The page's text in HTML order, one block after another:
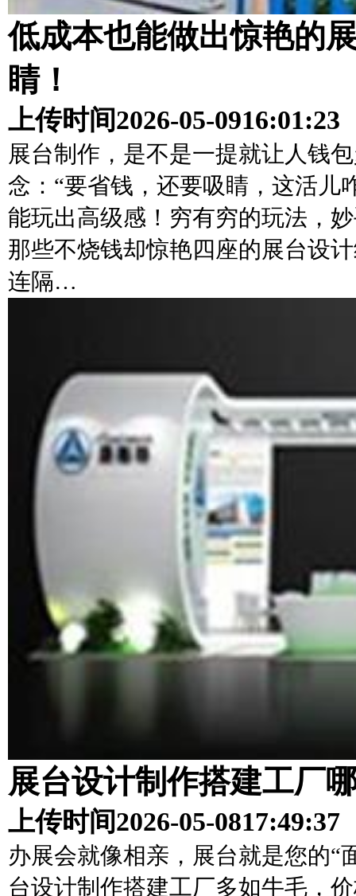
低成本也能做出惊艳的
睛！
上传时间2026-05-0916:01:23
展台制作，是不是一提就让人钱
念：“要省钱，还要吸睛，这活
能玩出高级感！穷有穷的玩法，
那些不烧钱却惊艳四座的展台设
连隔…
展台设计制作搭建工厂
上传时间2026-05-0817:49:37
办展会就像相亲，展台就是您的“
台设计制作搭建工厂多如牛毛，